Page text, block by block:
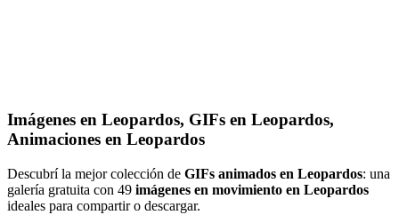
Imágenes en Leopardos, GIFs en Leopardos,
Animaciones en Leopardos
Descubrí la mejor colección de GIFs animados en Leopardos: una
galería gratuita con 49 imágenes en movimiento en Leopardos
ideales para compartir o descargar.